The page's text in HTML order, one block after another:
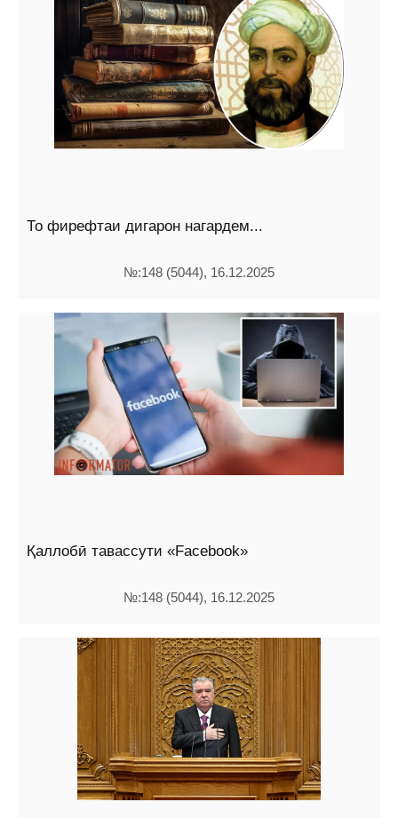
То фирефтаи дигарон нагардем...
№:148 (5044), 16.12.2025
Қаллобӣ тавассути «Facebook»
№:148 (5044), 16.12.2025